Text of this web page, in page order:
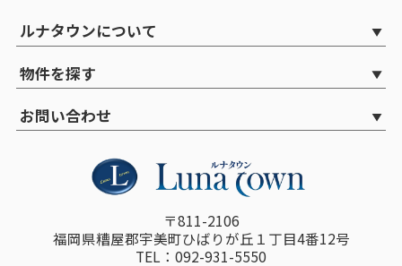
ルナタウンについて
物件を探す
お問い合わせ
〒811-2106
福岡県糟屋郡宇美町ひばりが丘１丁目4番12号
TEL：092-931-5550